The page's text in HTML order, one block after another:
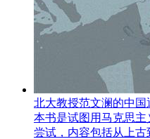
北大教授范文澜的中国
本书是试图用马克思
尝试，内容包括从上古